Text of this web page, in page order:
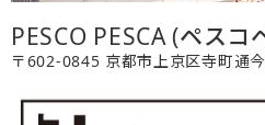
PESCO PESCA (ペスコ
〒602-0845 京都市上京区寺町通